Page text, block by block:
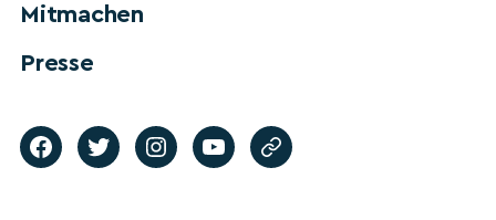
Mitmachen
Presse